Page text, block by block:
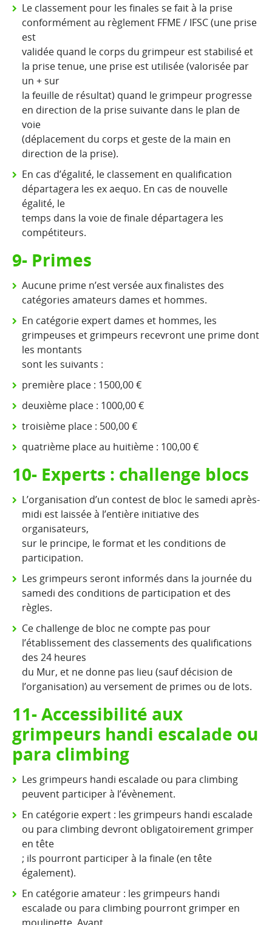
Le classement pour les finales se fait à la prise
conformément au règlement FFME / IFSC (une prise
est
validée quand le corps du grimpeur est stabilisé et
la prise tenue, une prise est utilisée (valorisée par
un + sur
la feuille de résultat) quand le grimpeur progresse
en direction de la prise suivante dans le plan de
voie
(déplacement du corps et geste de la main en
direction de la prise).
En cas d’égalité, le classement en qualification
départagera les ex aequo. En cas de nouvelle
égalité, le
temps dans la voie de finale départagera les
compétiteurs.
9- Primes
Aucune prime n’est versée aux finalistes des
catégories amateurs dames et hommes.
En catégorie expert dames et hommes, les
grimpeuses et grimpeurs recevront une prime dont
les montants
sont les suivants :
première place : 1500,00 €
deuxième place : 1000,00 €
troisième place : 500,00 €
quatrième place au huitième : 100,00 €
10- Experts : challenge blocs
L’organisation d’un contest de bloc le samedi après-
midi est laissée à l’entière initiative des
organisateurs,
sur le principe, le format et les conditions de
participation.
Les grimpeurs seront informés dans la journée du
samedi des conditions de participation et des
règles.
Ce challenge de bloc ne compte pas pour
l’établissement des classements des qualifications
des 24 heures
du Mur, et ne donne pas lieu (sauf décision de
l’organisation) au versement de primes ou de lots.
11- Accessibilité aux
grimpeurs handi escalade ou
para climbing
Les grimpeurs handi escalade ou para climbing
peuvent participer à l’évènement.
En catégorie expert : les grimpeurs handi escalade
ou para climbing devront obligatoirement grimper
en tête
; ils pourront participer à la finale (en tête
également).
En catégorie amateur : les grimpeurs handi
escalade ou para climbing pourront grimper en